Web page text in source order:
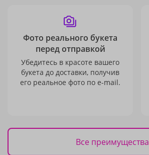
Фото реального букета
перед отправкой
Убедитесь в красоте вашего
букета до доставки, получив
его реальное фото по e-mail.
Все преимущества